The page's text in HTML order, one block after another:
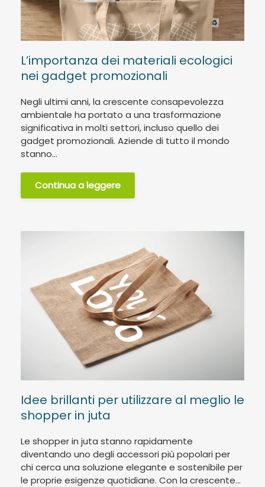
L’importanza dei materiali ecologici
nei gadget promozionali
Negli ultimi anni, la crescente consapevolezza
ambientale ha portato a una trasformazione
significativa in molti settori, incluso quello dei
gadget promozionali. Aziende di tutto il mondo
stanno...
Continua a leggere
Idee brillanti per utilizzare al meglio le
shopper in juta
Le shopper in juta stanno rapidamente
diventando uno degli accessori più popolari per
chi cerca una soluzione elegante e sostenibile per
le proprie esigenze quotidiane. Con la crescente...